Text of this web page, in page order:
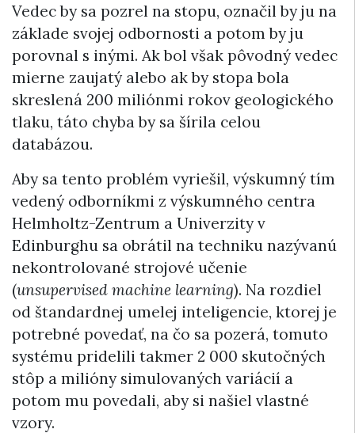
Vedec by sa pozrel na stopu, označil by ju na
základe svojej odbornosti a potom by ju
porovnal s inými. Ak bol však pôvodný vedec
mierne zaujatý alebo ak by stopa bola
skreslená 200 miliónmi rokov geologického
tlaku, táto chyba by sa šírila celou
databázou.
Aby sa tento problém vyriešil, výskumný tím
vedený odborníkmi z výskumného centra
Helmholtz-Zentrum a Univerzity v
Edinburghu sa obrátil na techniku ​​nazývanú
nekontrolované strojové učenie
(unsupervised machine learning). Na rozdiel
od štandardnej umelej inteligencie, ktorej je
potrebné povedať, na čo sa pozerá, tomuto
systému pridelili takmer 2 000 skutočných
stôp a milióny simulovaných variácií a
potom mu povedali, aby si našiel vlastné
vzory.